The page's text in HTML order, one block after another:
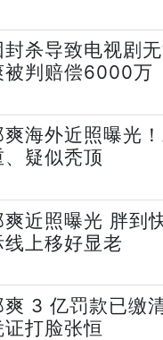
封杀导致电视剧
被判赔偿6000万
爽海外近照曝光
、疑似秃顶
爽近照曝光 胖到
线上移好显老
爽 3 亿罚款已缴
证打脸张恒